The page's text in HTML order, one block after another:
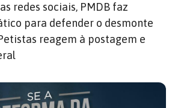
redes sociais, PMDB faz
para defender o desmonte
reagem à postagem e